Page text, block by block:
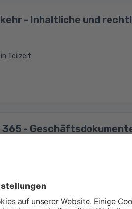
- Inhaltliche und
in Teilzeit
-
in Teilzeit